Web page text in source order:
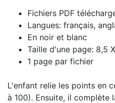
Fichiers PDF
Langues: français,
En noir et blanc
Taille d'une page: 8,5
1 page par fichier
L'enfant relie les points en
à 100). Ensuite, il complète